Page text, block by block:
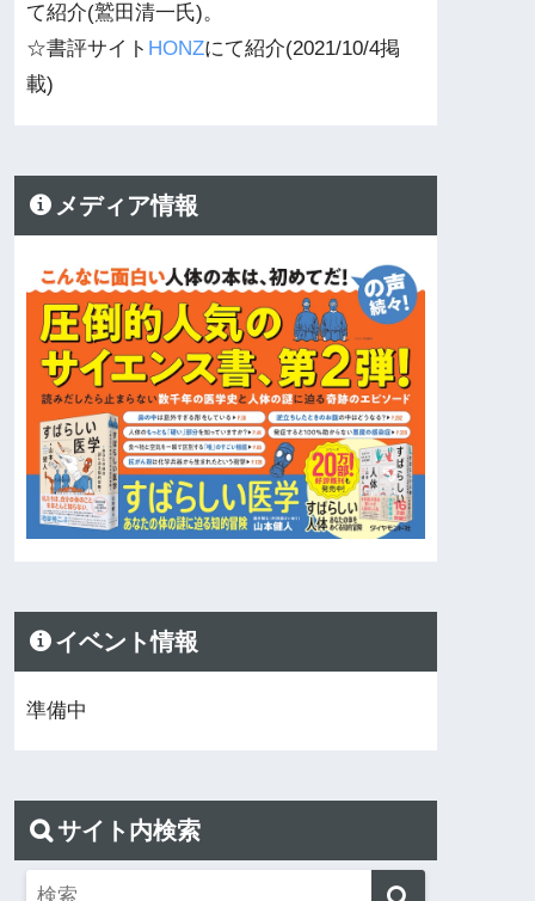
て紹介(鷲田清一氏)。
☆書評サイト HONZにて紹介(2021/10/4掲
載)
メディア情報
イベント情報
準備中
サイト内検索